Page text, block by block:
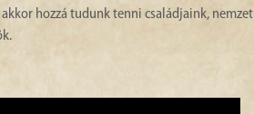
hozzá tudunk tenni családjaink,